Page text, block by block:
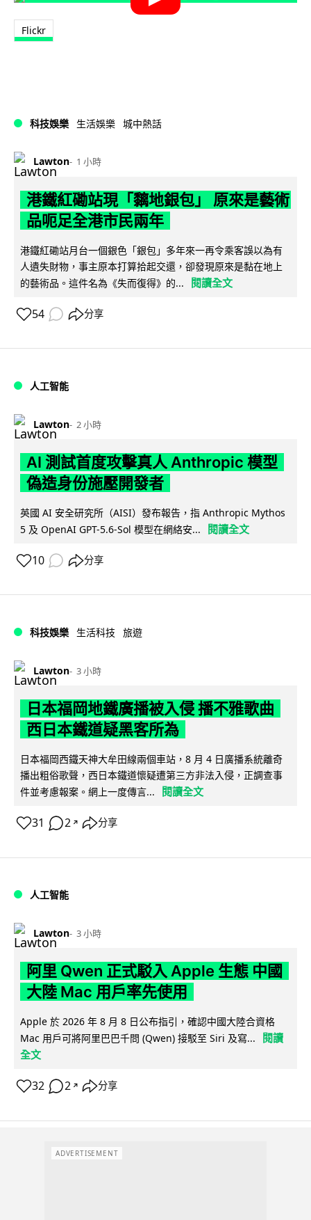
Flickr
科技娛樂 生活娛樂 城中熱話
Lawton 1 小時
港鐵紅磡站現「黐地銀包」 原來是藝術
品呃足全港市民兩年
港鐵紅磡站月台一個銀色「銀包」多年來一再令乘客誤以為有
人遺失財物，事主原本打算拾起交還，卻發現原來是黏在地上
的藝術品。這件名為《失而復得》的...
閱讀全文
54 分享
人工智能
Lawton 2 小時
AI 測試首度攻擊真人 Anthropic 模型
偽造身份施壓開發者
英國 AI 安全研究所（AISI）發布報告，指 Anthropic Mythos
5 及 OpenAI GPT-5.6-Sol 模型在網絡安...
閱讀全文
10 分享
科技娛樂 生活科技 旅遊
Lawton 3 小時
日本福岡地鐵廣播被入侵 播不雅歌曲
西日本鐵道疑黑客所為
日本福岡西鐵天神大牟田線兩個車站，8 月 4 日廣播系統離奇
播出粗俗歌聲，西日本鐵道懷疑遭第三方非法入侵，正調查事
件並考慮報案。網上一度傳言...
閱讀全文
31 2 ↗ 分享
人工智能
Lawton 3 小時
阿里 Qwen 正式駁入 Apple 生態 中國
大陸 Mac 用戶率先使用
Apple 於 2026 年 8 月 8 日公布指引，確認中國大陸合資格
Mac 用戶可將阿里巴巴千問 (Qwen) 接駁至 Siri 及寫...
閱讀
全文
32 2 ↗ 分享
ADVERTISEMENT